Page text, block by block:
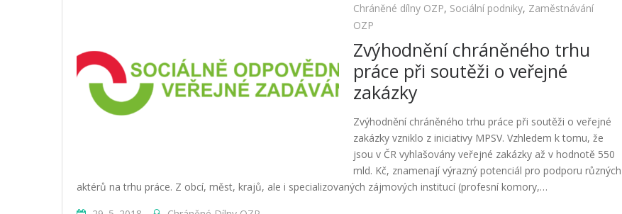
Chráněné dílny OZP, Sociální podniky, Zaměstnávání
OZP
Zvýhodnění chráněného trhu
práce při soutěži o veřejné
zakázky
Zvýhodnění chráněného trhu práce při soutěži o veřejné
zakázky vzniklo z iniciativy MPSV. Vzhledem k tomu, že
jsou v ČR vyhlašovány veřejné zakázky až v hodnotě 550
mld. Kč, znamenají výrazný potenciál pro podporu různých
aktérů na trhu práce. Z obcí, měst, krajů, ale i specializovaných zájmových institucí (profesní komory,…